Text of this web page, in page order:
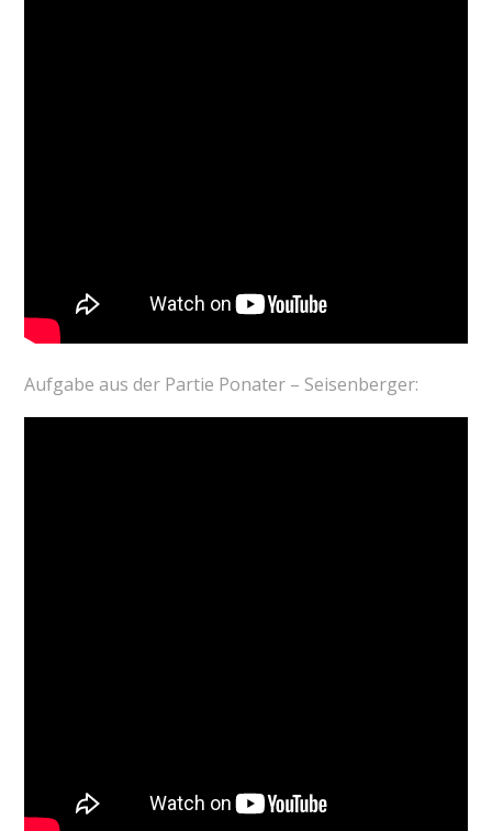
Aufgabe aus der Partie Ponater – Seisenberger: